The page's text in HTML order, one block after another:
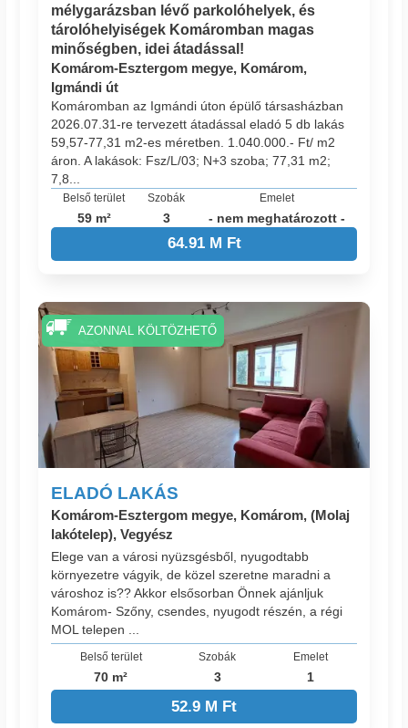
mélygarázsban lévő parkolóhelyek, és
tárolóhelyiségek Komáromban magas
minőségben, idei átadással!
Komárom-Esztergom megye, Komárom,
Igmándi út
Komáromban az Igmándi úton épülő társasházban
2026.07.31-re tervezett átadással eladó 5 db lakás
59,57-77,31 m2-es méretben. 1.040.000.- Ft/ m2
áron. A lakások: Fsz/L/03; N+3 szoba; 77,31 m2;
7,8...
Belső terület
59 m²
Szobák
3
Emelet
- nem meghatározott -
64.91 M Ft
ELADÓ LAKÁS
Komárom-Esztergom megye, Komárom, (Molaj
lakótelep), Vegyész
Elege van a városi nyüzsgésből, nyugodtabb
környezetre vágyik, de közel szeretne maradni a
városhoz is?? Akkor elsősorban Önnek ajánljuk
Komárom- Szőny, csendes, nyugodt részén, a régi
MOL telepen ...
Belső terület
70 m²
Szobák
3
Emelet
1
52.9 M Ft
AZONNAL KÖLTÖZHETŐ